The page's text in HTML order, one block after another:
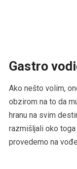
Gastro
Ako nešto volim,
obzirom na to da
hranu na svim
razmišljali oko toga
provedemo na